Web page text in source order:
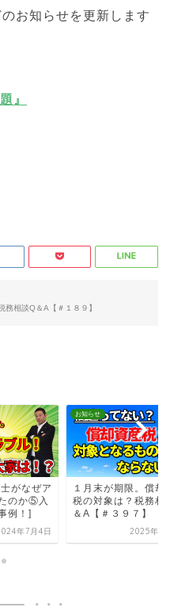
お知らせを更新します
』
務相談Q＆A【＃１８９】
がなぜア
のか⑤入
例！]
年7月4日
お知らせ
１月末が期限。償却
税の対象は？税務相
＆A【＃３９７】
2025年1